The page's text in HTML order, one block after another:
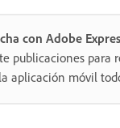
con Adobe
publicaciones para
aplicación móvil